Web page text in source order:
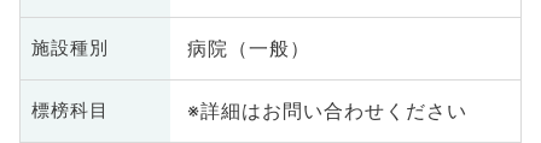
施設種別 病院（一般）
標榜科目 ※詳細はお問い合わせください